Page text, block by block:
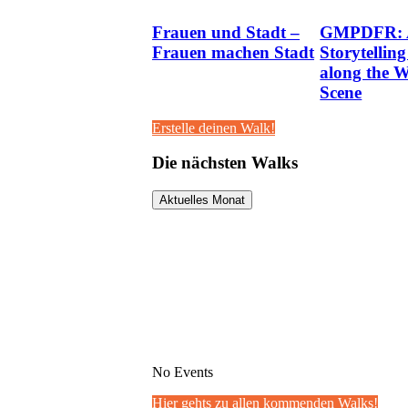
Frauen und Stadt –
Frauen machen Stadt
GMPDFR:
along the
Scene
Erstelle deinen Walk!
Die nächsten Walks
Aktuelles Monat
No Events
Hier gehts zu allen kommenden Walks!